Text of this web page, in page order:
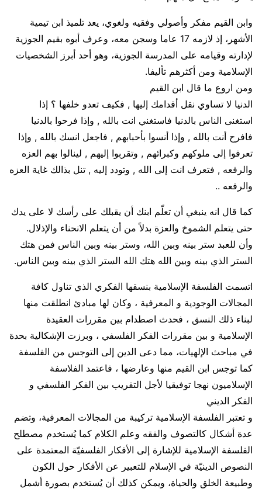
وابن القيم مفكر وأصولي وفقيه ولغوي، يعد تلميذ ابن تيمية
الأشهر، إذ لازمه 17 عاما وسجن معه، وعرف أبوه بقيم الجوزية
لإدارته وقيامه على المدرسة الجوزية، وهو أحد أبرز الشخصيات
الإسلامية ومن أكثرهم تأليفا.
ومن اروع ما قال ابن القيم
الدنيا لا تساوي نقل أقدامك إليها , فكيف تعدو خلفها ؟ إذا
استغنى الناس بالدنيا فاستغني انت بالله , وإذا فرحوا بالدنيا
فافرح أنت بالله , وإذا أنسوا بأحبابهم , فاجعل انسك بالله , وإذا
تعرفوا إلى ملوكهم وكبرائهم , وتقربوا إليهم , لينالوا بهم العزه
والرفعه , فتعرف انت إلى الله , وتودد إليه , تنل بذالك غاية العزه
والرفعه ..
كما قال انه ينبغي أن تعلّم ابنك أن يقبلك على رأسك لا على يدك
حتى يتعلم الشموخ والعزة بدلاً من أن يتعلم الانحناء والإذلال.
وأن للعبد ستر بينه وبين الله، وستر بينه وبين الناس فمن هتك
الستر الذي بينه وبين الله هتك الله الستر الذي بينه وبين الناس.
اتسمت الفلسفة الإسلامية بنسقها الفكري الذي تناول كافة
المجالات الوجودية و المعرفية ، وكان لها مبادئ انطلقت منها
لبناء ذلك النسق ، فحدث اصطدام بين مقررات العقيدة
الإسلامية و بين مقررات الفكر الفلسفي ، وبرزت الإشكالية بحدة
في مباحث الإلهيات، مما دعى الدين إلى التوجس من الفلسفة
كما توجس ابن القيم منها وعارضها ، فاعتمد الفلاسفة
الإسلاميون نهجا توفيقيا لأجل التقريب بين الفكر الفلسفي و
الفكر الديني
و تعتبر الفلسفة الإسلامية تركيبة من المجالات المعرفية، وتضم
عدة أشكال كالتصوف والفقه وعلم الكلام كما يُستخدم مصطلح
الفلسفة الإسلامية للإشارة إلى الأفكار الفلسفيّة المعتمدة على
النصوص الدينيّة في الإسلام للتعبير عن الأفكار حول الكون
وطبيعة الخلق والحياة، ويمكن كذلك أن يُستخدم بصورة أشمل